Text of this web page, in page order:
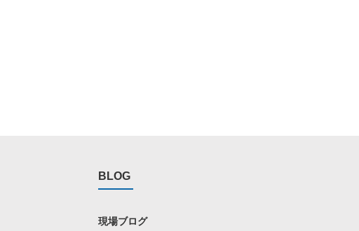
BLOG
現場ブログ